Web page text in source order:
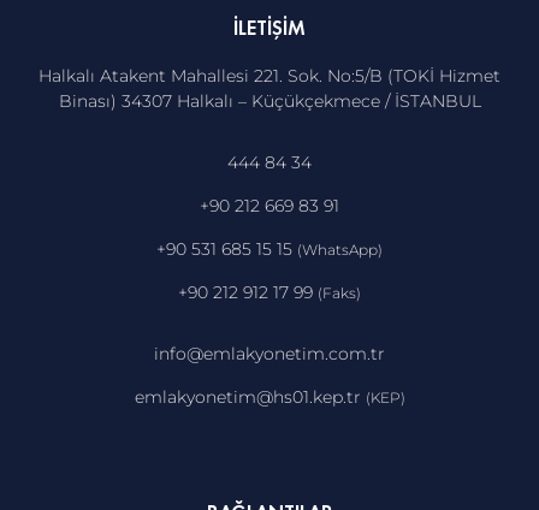
İLETIŞIM
Halkalı Atakent Mahallesi 221. Sok. No:5/B (TOKİ Hizmet
Binası) 34307 Halkalı – Küçükçekmece / İSTANBUL
444 84 34
+90 212 669 83 91
+90 531 685 15 15 (WhatsApp)
+90 212 912 17 99 (Faks)
info@emlakyonetim.com.tr
emlakyonetim@hs01.kep.tr (KEP)